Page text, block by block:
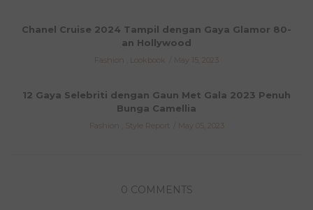
Chanel Cruise 2024 Tampil dengan Gaya Glamor 80-
an Hollywood
Fashion Lookbook May 15, 2023
12 Gaya Selebriti dengan Gaun Met Gala 2023 Penuh
Bunga Camellia
Fashion Style Report May 05, 2023
0 COMMENTS